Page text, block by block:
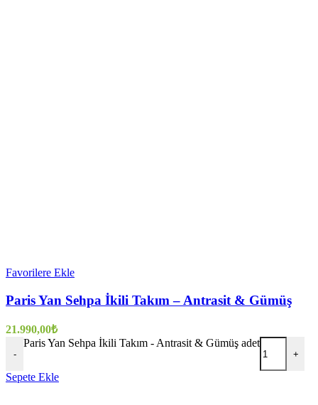
Favorilere Ekle
Paris Yan Sehpa İkili Takım – Antrasit & Gümüş
21.990,00₺
-
Paris Yan Sehpa İkili Takım - Antrasit & Gümüş adet
+
Sepete Ekle